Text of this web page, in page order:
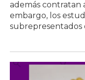
además contratan
embargo, los
subrepresentados